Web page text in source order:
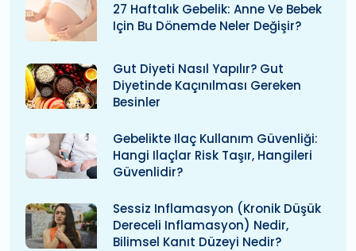
27 Haftalık Gebelik: Anne Ve Bebek
Için Bu Dönemde Neler Değişir?
Gut Diyeti Nasıl Yapılır? Gut
Diyetinde Kaçınılması Gereken
Besinler
Gebelikte Ilaç Kullanım Güvenliği:
Hangi Ilaçlar Risk Taşır, Hangileri
Güvenlidir?
Sessiz Inflamasyon (kronik Düşük
Dereceli Inflamasyon) Nedir,
Bilimsel Kanıt Düzeyi Nedir?